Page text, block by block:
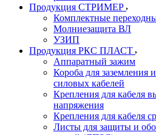
Продукция СТРИМЕР
Комплектные
Молниезащита ВЛ
УЗИП
Продукция РКС ПЛАСТ
Аппаратный зажим
Короба для заземления
силовых кабелей
Крепления для кабеля
напряжения
Крепления для кабеля
Листы для защиты и